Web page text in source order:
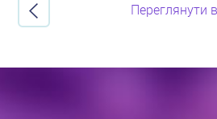
Переглянути